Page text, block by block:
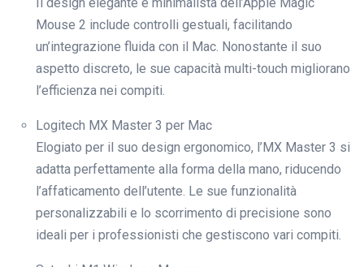
Mouse 2 include controlli gestuali, facilitando
un’integrazione fluida con il Mac. Nonostante il suo
aspetto discreto, le sue capacità multi-touch migliorano
l’efficienza nei compiti.
Logitech MX Master 3 per Mac
Elogiato per il suo design ergonomico, l’MX Master 3 si
adatta perfettamente alla forma della mano, riducendo
l’affaticamento dell’utente. Le sue funzionalità
personalizzabili e lo scorrimento di precisione sono
ideali per i professionisti che gestiscono vari compiti.